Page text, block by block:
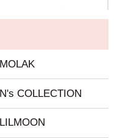
MOLAK
N's COLLECTION
LILMOON